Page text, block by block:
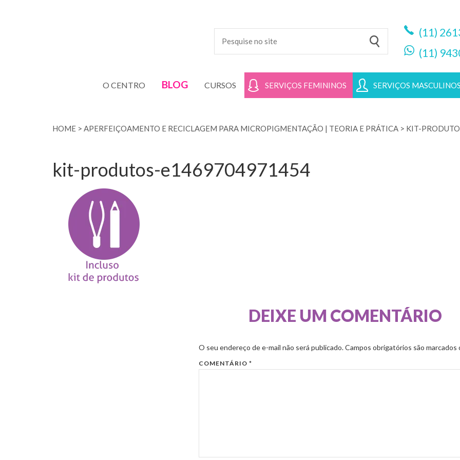
(11)
(11)
O CENTRO BLOG CURSOS SERVIÇOS FEMININOS SERVIÇOS MASCULINOS
HOME > APERFEIÇOAMENTO E RECICLAGEM PARA MICROPIGMENTAÇÃO | TEORIA E PRÁTICA > KIT-
kit-produtos-e1469704971454
DEIXE UM COMENTÁRIO
O seu endereço de e-mail não será publicado.Campos obrigatórios são marcados
COMENTÁRIO *